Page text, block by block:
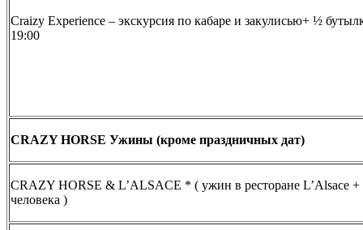
Craizy Experience – экскурсия по кабаре и закулисью+ ½
19:00
CRAZY HORSE Ужины (кроме праздничных дат)
CRAZY HORSE & L’ALSACE * ( ужин в ресторане L’Alsace
человека )